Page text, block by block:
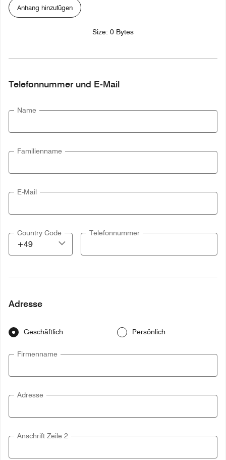
Anhang hinzufügen
Size: 0 Bytes
Telefonnummer und E-Mail
Name
Familienname
E-Mail
Country Code Telefonnummer
Adresse
Geschäftlich Persönlich
Firmenname
Adresse
Anschrift Zeile 2